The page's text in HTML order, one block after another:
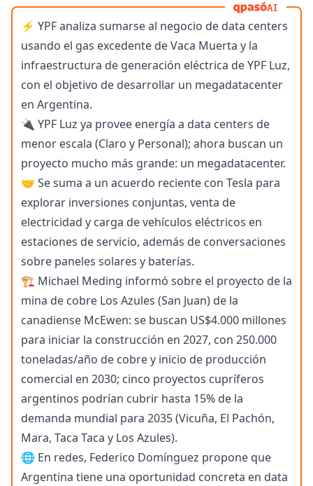
AI
⚡️ YPF analiza sumarse al negocio de data centers
usando el gas excedente de Vaca Muerta y la
infraestructura de generación eléctrica de YPF Luz,
con el objetivo de desarrollar un megadatacenter
en Argentina.
🔌 YPF Luz ya provee energía a data centers de
menor escala (Claro y Personal); ahora buscan un
proyecto mucho más grande: un megadatacenter.
🤝 Se suma a un acuerdo reciente con Tesla para
explorar inversiones conjuntas, venta de
electricidad y carga de vehículos eléctricos en
estaciones de servicio, además de conversaciones
sobre paneles solares y baterías.
🏗️ Michael Meding informó sobre el proyecto de la
mina de cobre Los Azules (San Juan) de la
canadiense McEwen: se buscan US$4.000 millones
para iniciar la construcción en 2027, con 250.000
toneladas/año de cobre y inicio de producción
comercial en 2030; cinco proyectos cupríferos
argentinos podrían cubrir hasta 15% de la
demanda mundial para 2035 (Vicuña, El Pachón,
Mara, Taca Taca y Los Azules).
🌐 En redes, Federico Domínguez propone que
Argentina tiene una oportunidad concreta en data